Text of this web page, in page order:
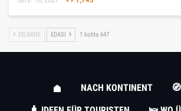
EELMINE EDASI 1 kohta 647
NACH KONTINENT